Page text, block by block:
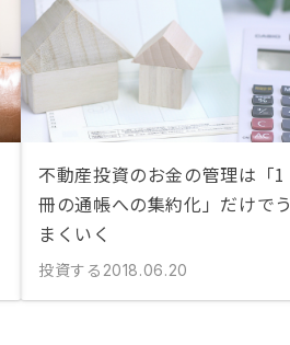
不動産投資のお金の管理は「1
冊の通帳への集約化」だけでう
まくいく
投資する 2018.06.20